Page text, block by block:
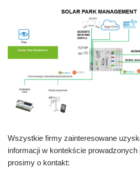
Wszystkie firmy zainteresowane
informacji w kontekście
prosimy o kontakt: